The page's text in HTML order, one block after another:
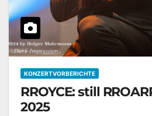
KONZERTVORBERICHTE
RROYCE: still
2025